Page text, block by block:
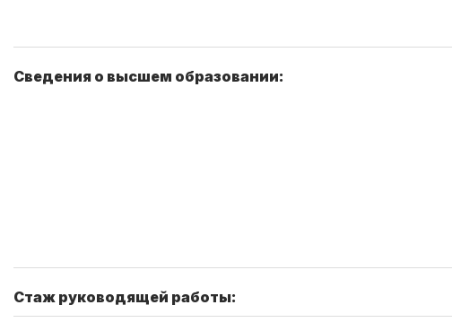
Сведения о высшем образовании:
Стаж руководящей работы: